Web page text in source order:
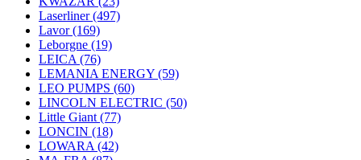
Laserliner(497)
Lavor(169)
Leborgne (19)
LEICA (76)
LEMANIA ENERGY (59)
LEO PUMPS (60)
LINCOLN ELECTRIC (50)
Little Giant (77)
LONCIN (18)
LOWARA (42)